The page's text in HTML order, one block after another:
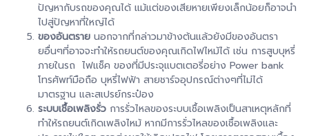
ปัญหากับรถของคุณได้ แม้แต่ของเสียหายเพียงเล็กน้อยก็อาจนำ
ไปสู่ปัญหาที่ใหญ่ได้
ของอันตราย นอกจากที่กล่าวมาข้างต้นแล้วยังมีของอันตรา
ยอื่นๆที่อาจจะทำให้รถยนต์ของคุณเกิดไฟไหม้ได้ เช่น การสูบบุหรี่
ภายในรถ ไฟแช็ค ของที่มีประจุแบตเตอรี่อย่าง Power bank
โทรศัพท์มือถือ บุหรี่ไฟฟ้า สายชาร์จอุปกรณ์ต่างๆที่ไม่ได้
มาตรฐาน และสเปรย์กระป๋อง
ระบบเชื้อเพลิงรั่ว การรั่วไหลของระบบเชื้อเพลิงเป็นสาเหตุหลักที่
ทำให้รถยนต์เกิดเพลิงไหม้ หากมีการรั่วไหลของเชื้อเพลิงและ